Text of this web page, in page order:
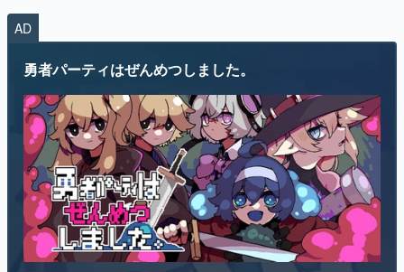
AD
勇者パーティはぜんめつしました。